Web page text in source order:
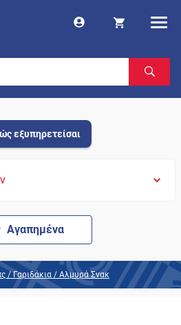
εξυπηρετείσαι
Αγαπημένα
/ Γαριδάκια / Αλμυρά Σνακ